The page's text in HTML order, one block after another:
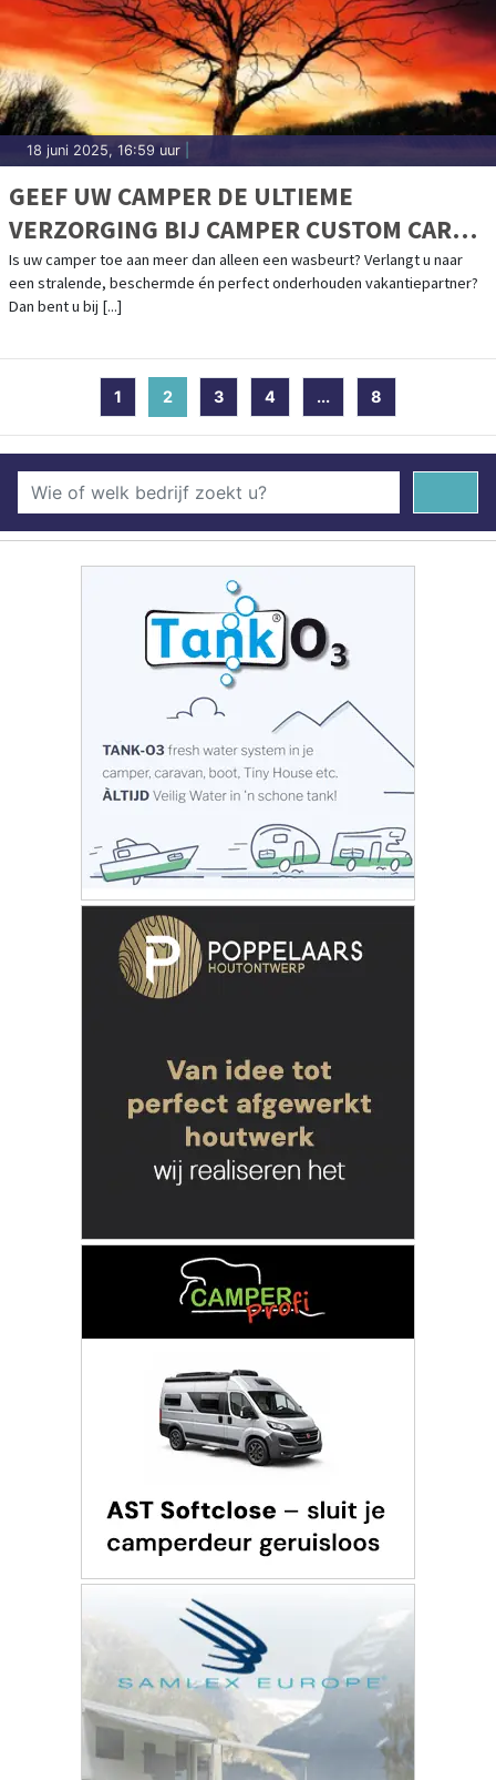
18 juni 2025, 16:59 uur
GEEF UW CAMPER DE ULTIEME
VERZORGING BIJ CAMPER CUSTOM CARE
(3C CAMPER)
Is uw camper toe aan meer dan alleen een wasbeurt? Verlangt u naar
een stralende, beschermde én perfect onderhouden vakantiepartner?
Dan bent u bij [...]
1 2 (current)
3 4 ... 8